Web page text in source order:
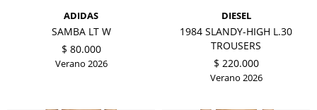
ADIDAS
SAMBA LT W
$ 80.000
Verano 2026
DIESEL
1984 SLANDY-HIGH L.30
TROUSERS
$ 220.000
Verano 2026